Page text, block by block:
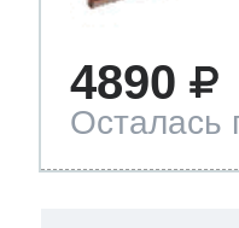
4890
Осталась